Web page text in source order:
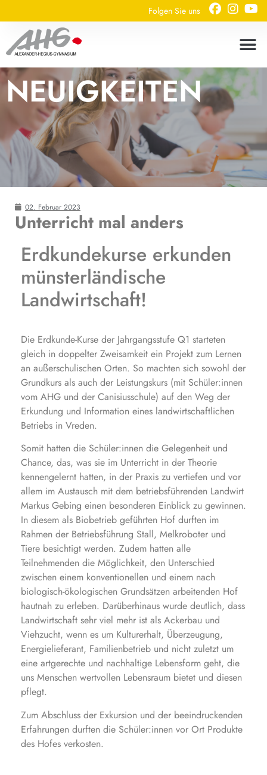
Folgen Sie uns
NEUIGKEITEN
02. Februar 2023
Unterricht mal anders
Erdkundekurse erkunden
münsterländische
Landwirtschaft!
Die Erdkunde-Kurse der Jahrgangsstufe Q1 starteten
gleich in doppelter Zweisamkeit ein Projekt zum Lernen
an außerschulischen Orten. So machten sich sowohl der
Grundkurs als auch der Leistungskurs (mit Schüler:innen
vom AHG und der Canisiusschule) auf den Weg der
Erkundung und Information eines landwirtschaftlichen
Betriebs in Vreden.
Somit hatten die Schüler:innen die Gelegenheit und
Chance, das, was sie im Unterricht in der Theorie
kennengelernt hatten, in der Praxis zu vertiefen und vor
allem im Austausch mit dem betriebsführenden Landwirt
Markus Gebing einen besonderen Einblick zu gewinnen.
In diesem als Biobetrieb geführten Hof durften im
Rahmen der Betriebsführung Stall, Melkroboter und
Tiere besichtigt werden. Zudem hatten alle
Teilnehmenden die Möglichkeit, den Unterschied
zwischen einem konventionellen und einem nach
biologisch-ökologischen Grundsätzen arbeitenden Hof
hautnah zu erleben. Darüberhinaus wurde deutlich, dass
Landwirtschaft sehr viel mehr ist als Ackerbau und
Viehzucht, wenn es um Kulturerhalt, Überzeugung,
Energielieferant, Familienbetrieb und nicht zuletzt um
eine artgerechte und nachhaltige Lebensform geht, die
uns Menschen wertvollen Lebensraum bietet und diesen
pflegt.
Zum Abschluss der Exkursion und der beeindruckenden
Erfahrungen durften die Schüler:innen vor Ort Produkte
des Hofes verkosten.